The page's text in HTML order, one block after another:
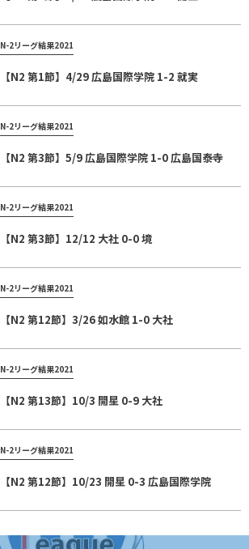
N-2リーグ結果2021
【N2 第1節】4/29 広島国際学院 1-2 就実
N-2リーグ結果2021
【N2 第3節】5/9 広島国際学院 1-0 広島国泰寺
N-2リーグ結果2021
【N2 第3節】12/12 大社 0-0 境
N-2リーグ結果2021
【N2 第12節】3/26 如水館 1-0 大社
N-2リーグ結果2021
【N2 第13節】10/3 開星 0-9 大社
N-2リーグ結果2021
【N2 第12節】10/23 開星 0-3 広島国際学院